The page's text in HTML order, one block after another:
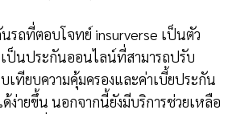
รถที่ตอบโจทย์ insurverse เป็นตัว
ป็นประกันออนไลน์ที่สามารถปรับ
เทียบความคุ้มครองและค่าเบี้ยประกัน
ง่ายขึ้น นอกจากนี้ยังมีบริการช่วยเหลือ